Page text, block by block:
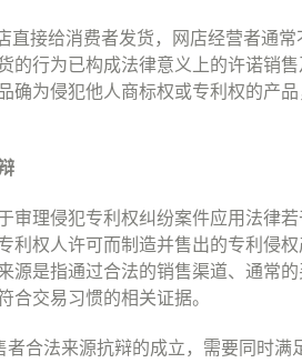
接给消费者发货，网店经营者通
行为已构成法律意义上的许诺销
为侵犯他人商标权或专利权的产
审理侵犯专利权纠纷案件应用法律
权人许可而制造并售出的专利侵权
是指通过合法的销售渠道、通常
合交易习惯的相关证据。
者合法来源抗辩的成立，需要同时满